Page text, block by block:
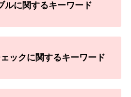
ルに関するキーワード
ックに関するキーワード